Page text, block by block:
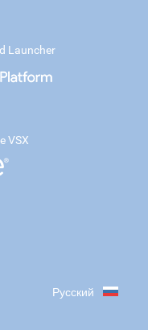
Launcher
VSX
Русский